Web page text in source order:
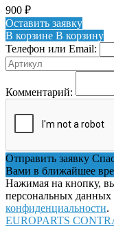
900 ₽
Оставить заявку
В корзине В корзину
Телефон или Email:
Комментарий:
Отправить заявку
Вами в ближайшее
Нажимая на кнопку, вы
персональных данных
конфиденциальности.
EUROPARTS